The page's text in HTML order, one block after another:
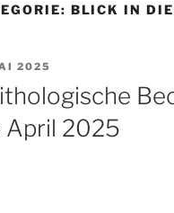
BLICK IN DIE
2025
April 2025